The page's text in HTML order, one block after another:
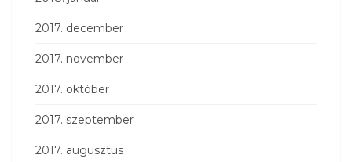
2017. december
2017. november
2017. október
2017. szeptember
2017. augusztus